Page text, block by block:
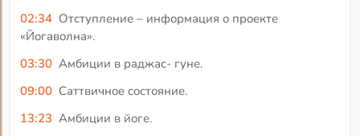
02:34 Отступление – информация о проекте
«Йогаволна».
03:30 Амбиции в раджас- гуне.
09:00 Саттвичное состояние.
13:23 Амбиции в йоге.